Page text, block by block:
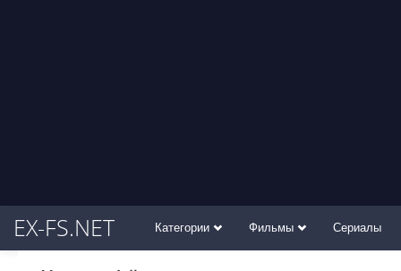
EX-FS.NET Категории Фильмы Сериалы